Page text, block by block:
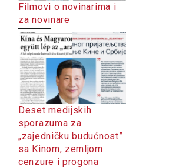
Filmovi o novinarima i
za novinare
Deset medijskih
sporazuma za
„zajedničku budućnost”
sa Kinom, zemljom
cenzure i progona